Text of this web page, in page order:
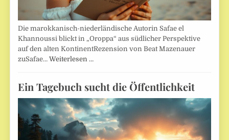
Die marokkanisch-niederländische Autorin Safae el
Khannoussi blickt in „Oroppa“ aus südlicher Perspektive
auf den alten KontinentRezension von Beat Mazenauer
zuSafae…Weiterlesen …
Ein Tagebuch sucht die Öffentlichkeit